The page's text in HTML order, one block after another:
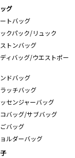
グ
トバッグ
クパック/リュック
トンバッグ
ィバッグ/ウエストポー
ドバッグ
ッチバッグ
センジャーバッグ
バッグ/サブバッグ
バッグ
ルダーバッグ